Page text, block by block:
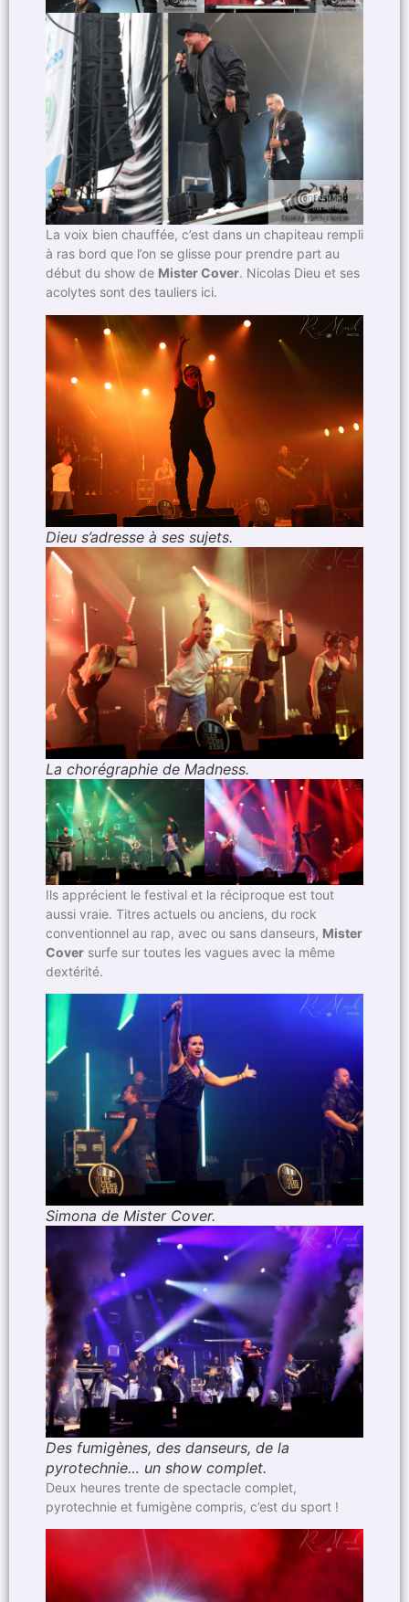
La voix bien chauffée, c’est dans un chapiteau rempli
à ras bord que l’on se glisse pour prendre part au
début du show de Mister Cover. Nicolas Dieu et ses
acolytes sont des tauliers ici.
Dieu s’adresse à ses sujets.
La chorégraphie de Madness.
Ils apprécient le festival et la réciproque est tout
aussi vraie. Titres actuels ou anciens, du rock
conventionnel au rap, avec ou sans danseurs, Mister
Cover surfe sur toutes les vagues avec la même
dextérité.
Simona de Mister Cover.
Des fumigènes, des danseurs, de la
pyrotechnie… un show complet.
Deux heures trente de spectacle complet,
pyrotechnie et fumigène compris, c’est du sport !